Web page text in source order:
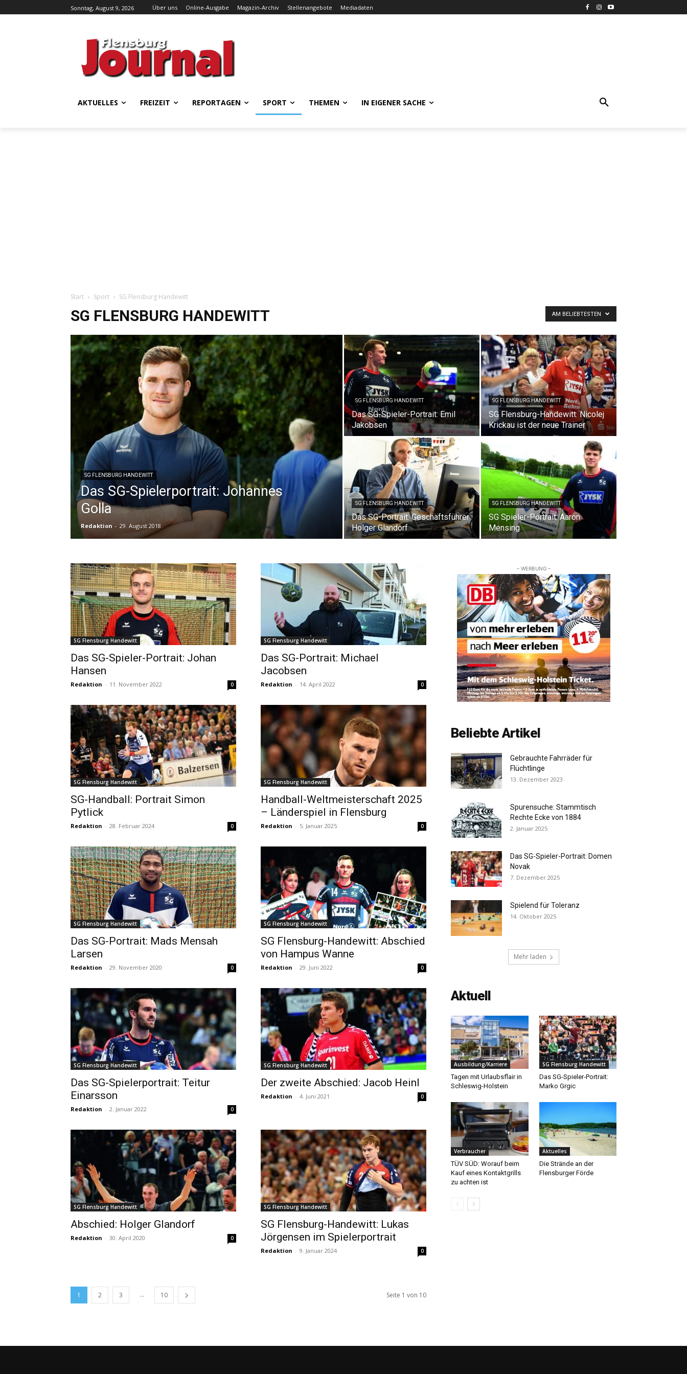
Sonntag, August 9, 2026 Über uns Online-Ausgabe Magazin-Archiv Stellenangebote Mediadaten
AKTUELLES FREIZEIT REPORTAGEN SPORT THEMEN IN EIGENER SACHE
Start Sport SG Flensburg Handewitt
SG FLENSBURG HANDEWITT AM BELIEBTESTEN
SG FLENSBURG HANDEWITT
Das SG-Spielerportrait: Johannes
Golla
Redaktion - 29. August 2018
SG FLENSBURG HANDEWITT
Das SG-Spieler-Portrait: Emil
Jakobsen
SG FLENSBURG HANDEWITT
SG Flensburg-Handewitt: Nicolej
Krickau ist der neue Trainer
SG FLENSBURG HANDEWITT
Das SG-Portrait: Geschäftsführer
Holger Glandorf
SG FLENSBURG HANDEWITT
SG Spieler-Portrait: Aaron
Mensing
SG Flensburg Handewitt
Das SG-Spieler-Portrait: Johan
Hansen
Redaktion - 11. November 2022 0
SG Flensburg Handewitt
Das SG-Portrait: Michael
Jacobsen
Redaktion - 14. April 2022 0
SG Flensburg Handewitt
SG-Handball: Portrait Simon
Pytlick
Redaktion - 28. Februar 2024 0
SG Flensburg Handewitt
Handball-Weltmeisterschaft 2025
– Länderspiel in Flensburg
Redaktion - 5. Januar 2025 0
SG Flensburg Handewitt
Das SG-Portrait: Mads Mensah
Larsen
Redaktion - 29. November 2020 0
SG Flensburg Handewitt
SG Flensburg-Handewitt: Abschied
von Hampus Wanne
Redaktion - 29. Juni 2022 0
SG Flensburg Handewitt
Das SG-Spielerportrait: Teitur
Einarsson
Redaktion - 2. Januar 2022 0
SG Flensburg Handewitt
Der zweite Abschied: Jacob Heinl
Redaktion - 4. Juni 2021 0
SG Flensburg Handewitt
Abschied: Holger Glandorf
Redaktion - 30. April 2020 0
SG Flensburg Handewitt
SG Flensburg-Handewitt: Lukas
Jörgensen im Spielerportrait
Redaktion - 9. Januar 2024 0
1 2 3 ... 10 Seite 1 von 10
– WERBUNG –
Beliebte Artikel
Gebrauchte Fahrräder für
Flüchtlinge
13. Dezember 2023
Spurensuche: Stammtisch
Rechte Ecke von 1884
2. Januar 2025
Das SG-Spieler-Portrait: Domen
Novak
7. Dezember 2025
Spielend für Toleranz
14. Oktober 2025
Mehr laden
Aktuell
Ausbildung/Karriere
Tagen mit Urlaubsflair in
Schleswig-Holstein
SG Flensburg Handewitt
Das SG-Spieler-Portrait:
Marko Grgic
Verbraucher
TÜV SÜD: Worauf beim
Kauf eines Kontaktgrills
zu achten ist
Aktuelles
Die Strände an der
Flensburger Förde